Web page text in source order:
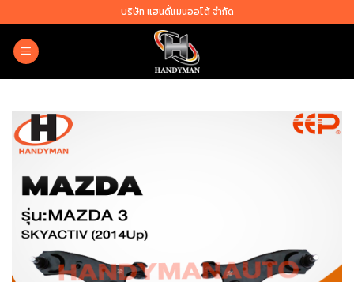
to
content
บริษัท แฮนดี้แมนออโต้ จำกัด